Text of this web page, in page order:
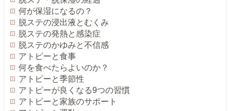
何が保湿になるの？
脱ステの浸出液とむくみ
脱ステの発熱と感染症
脱ステのかゆみと不信感
アトピーと食事
何を食べたらよいのか？
アトピーと季節性
アトピーが良くなる9つの習慣
アトピーと家族のサポート